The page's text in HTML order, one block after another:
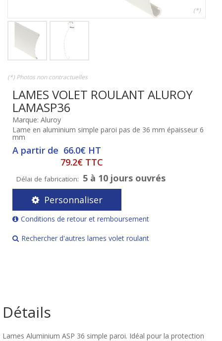
(*)
(*) Photos non contractuelles
LAMES VOLET ROULANT ALUROY
LAMASP36
Marque: Aluroy
Lame en aluminium simple paroi pas de 36 mm épaisseur 6
mm
A partir de 66.0€ HT
79.2€ TTC
Délai de fabrication: 5 à 10 jours ouvrés
Personnaliser
Conditions de retour et remboursement
Rechercher d'autres lames volet roulant
Détails
Lames Aluminium ASP 36 simple paroi. Idéal pour la protection